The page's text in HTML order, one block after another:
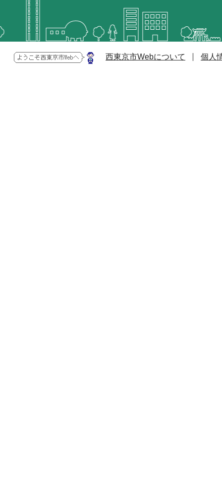
西東京市Webについて 個人